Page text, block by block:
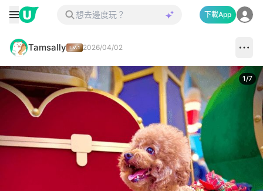
下載App
Tamsally 2026/04/02
1/7